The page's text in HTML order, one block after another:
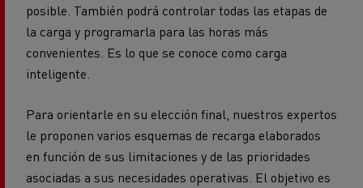
posible. También podrá controlar todas las etapas de
la carga y programarla para las horas más
convenientes. Es lo que se conoce como carga
inteligente.
Para orientarle en su elección final, nuestros expertos
le proponen varios esquemas de recarga elaborados
en función de sus limitaciones y de las prioridades
asociadas a sus necesidades operativas. El objetivo es